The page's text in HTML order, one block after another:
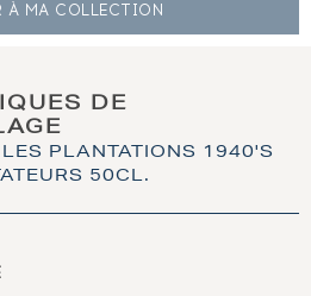
À MA COLLECTION
DE
PLANTATIONS 1940'S
50CL.